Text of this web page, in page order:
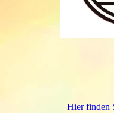
Hier finden